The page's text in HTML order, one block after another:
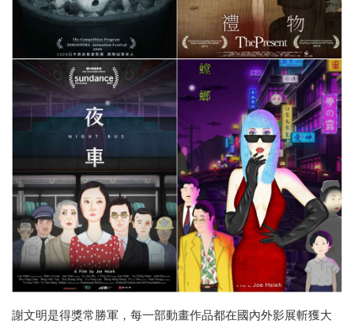
謝文明是得獎常勝軍，每一部動畫作品都在國內外影展斬獲大